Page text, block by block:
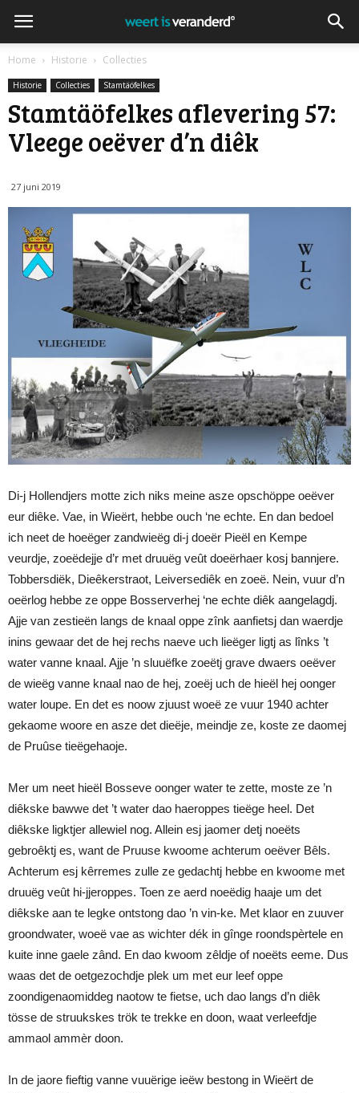
Home Historie Collecties
Historie Collecties Stamtäöfelkes
Stamtäöfelkes aflevering 57:
Vleege oeëver d’n diêk
27 juni 2019
Di-j Hollendjers motte zich niks meine asze opschöppe oeëver
eur diêke. Vae, in Wieërt, hebbe ouch ‘ne echte. En dan bedoel
ich neet de hoeëger zandwieëg di-j doeër Pieël en Kempe
veurdje, zoeëdejje d’r met druuëg veût doeërhaer kosj bannjere.
Tobbersdiëk, Dieêkerstraot, Leiversediêk en zoeë. Nein, vuur d’n
oeërlog hebbe ze oppe Bosserverhej ‘ne echte diêk aangelagdj.
Ajje van zestieën langs de knaal oppe zînk aanfietsj dan waerdje
inins gewaar det de hej rechs naeve uch lieëger ligtj as lînks ’t
water vanne knaal. Ajje ’n sluuëfke zoeëtj grave dwaers oeëver
de wieëg vanne knaal nao de hej, zoeëj uch de hieël hej oonger
water loupe. En det es noow zjuust woeë ze vuur 1940 achter
gekaome woore en asze det dieëje, meindje ze, koste ze daomej
de Pruûse tieëgehaoje.
Mer um neet hieël Bosseve oonger water te zette, moste ze ’n
diêkske bawwe det ’t water dao haeroppes tieëge heel. Det
diêkske ligktjer allewiel nog. Allein esj jaomer detj noeëts
gebroêktj es, want de Pruuse kwoome achterum oeëver Bêls.
Achterum esj kêrremes zulle ze gedachtj hebbe en kwoome met
druuëg veût hi-jjeroppes. Toen ze aerd noeëdig haaje um det
diêkske aan te legke ontstong dao ’n vin-ke. Met klaor en zuuver
groondwater, woeë vae as wichter dék in gînge roondspèrtele en
kuite inne gaele zând. En dao kwoom zêldje of noeëts eeme. Dus
waas det de oetgezochdje plek um met eur leef oppe
zoondigenaomiddeg naotow te fietse, uch dao langs d’n diêk
tösse de struukskes trök te trekke en doon, waat verleefdje
ammaol ammèr doon.
In de jaore fieftig vanne vuuërige ieëw bestong in Wieërt de